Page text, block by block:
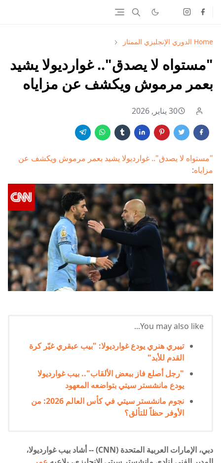
Home الدوري الإنجليزي الممتاز
"مستواه لا يصدق".. غوارديولا يشيد
بعمر مرموش ويكشف عن مزاياه
30 يناير, 2026
"مستواه لا يصدق".. غوارديولا يشيد بعمر مرموش ويكشف عن
مزاياه:
You may also like...
تييري هنري يودع غوارديولا: "بيب عبقري غيّر كرة
القدم للأبد"
"رجل أصلع فاز ببعض الألقاب".. بيب غوارديولا
يودع مانشستر سيتي بتواضعه المعهود
نجوم مانشستر سيتي في كأس العالم 2026: من
الأوفر حظاً للتألق؟
دبي، الإمارات العربية المتحدة (CNN) -- أشاد بيب غوارديولا،